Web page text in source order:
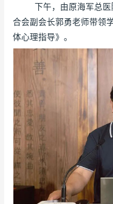
下午，由原海军总医
合会副会长郭勇老师带
体心理指导》。